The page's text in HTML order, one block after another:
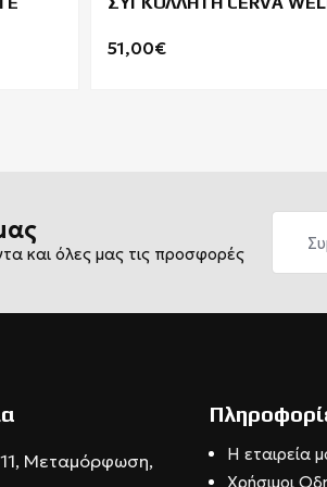
51,00€
και όλες μας τις προσφορές
Μεταμόρφωση,
Η εταιρεία
Χρήσιμοι